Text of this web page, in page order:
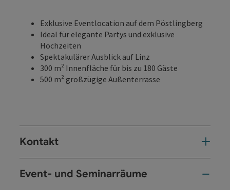
Exklusive Eventlocation auf dem Pöstlingberg
Ideal für elegante Partys und exklusive
Hochzeiten
Spektakulärer Ausblick auf Linz
300 m² Innenfläche für bis zu 180 Gäste
500 m² großzügige Außenterrasse
Kontakt
Event- und Seminarräume